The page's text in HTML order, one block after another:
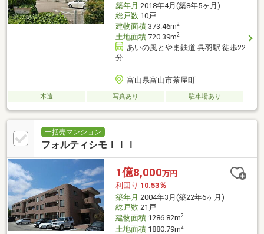
築年月 2018年4月(築8年5ヶ月)
総戸数10戸
建物面積373.46m2
土地面積720.39m2
あいの風とやま鉄道 呉羽駅 徒歩22
分
富山県富山市茶屋町
木造 写真あり 駐車場あり
一括売マンション
フォルティシモＩＩＩ
1億8,000万円
利回り 10.53％
築年月 2004年3月(築22年6ヶ月)
総戸数21戸
建物面積1286.82m2
土地面積1880.79m2